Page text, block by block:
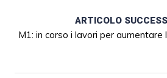
ARTICOLO
M1: in corso i lavori per